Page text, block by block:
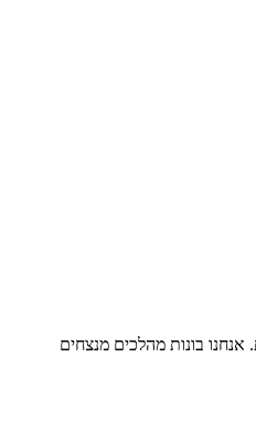
אנחנו בונות מהלכים מנצחים